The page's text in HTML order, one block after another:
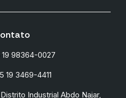
19 98364-0027
19 3469-4411
Industrial Abdo Najar,